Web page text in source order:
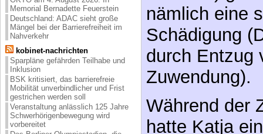
Memorial Bernadette Feuerstein
Deutschland: ADAC sieht große
Mängel bei der Barrierefreiheit im
Nahverkehr
kobinet-nachrichten
Sparpläne gefährden Teilhabe und
Inklusion
BSK kritisiert, das barrierefreie
Mobilität unverbindlicher und Frist
gestrichen werden soll
Veranstaltung anlässlich 125 Jahre
Schwerhörigenbewegung wird
vorbereitet
Schädigung
durch Entzug
Zuwendung).
Während der
hatte Katja